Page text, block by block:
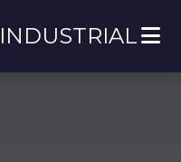
INDUSTRIAL